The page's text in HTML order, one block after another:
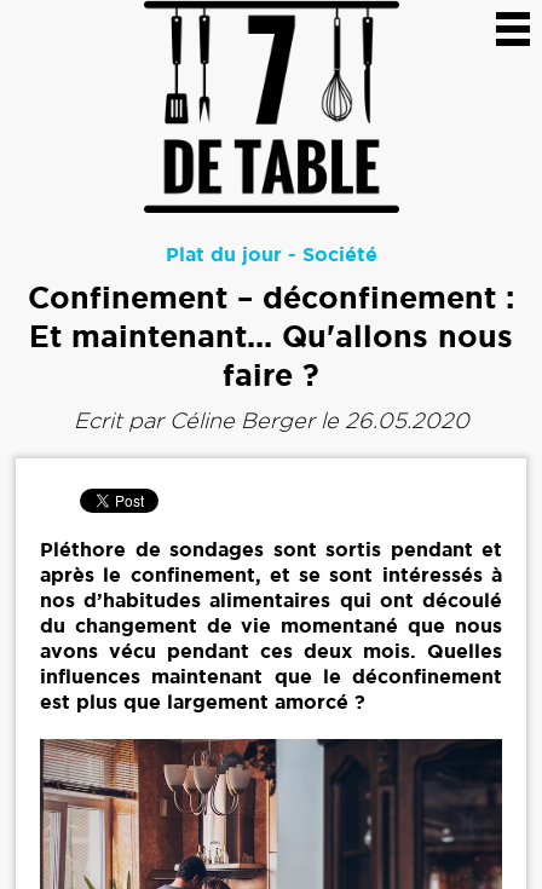
Plat du jour- Société
Confinement – déconfinement :
Et maintenant... Qu'allons nous
faire ?
Ecrit par Céline Bergerle 26.05.2020
Pléthore de sondages sont sortis pendant et
après le confinement, et se sont intéressés à
nos d’habitudes alimentaires qui ont découlé
du changement de vie momentané que nous
avons vécu pendant ces deux mois. Quelles
influences maintenant que le déconfinement
est plus que largement amorcé ?